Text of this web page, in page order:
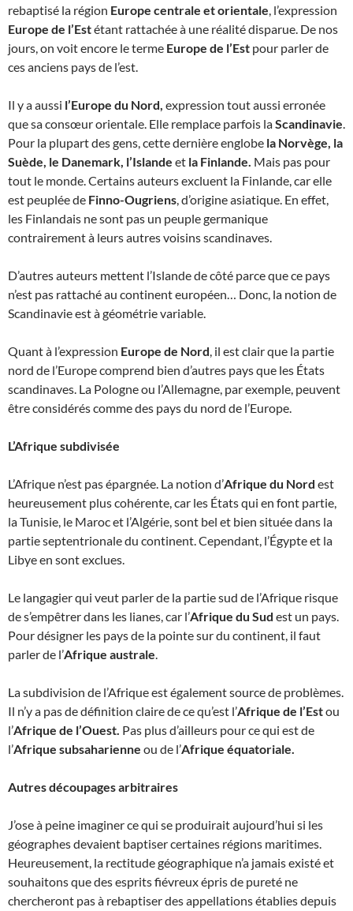
rebaptisé la région Europe centrale et orientale, l’expression
Europe de l’Estétant rattachée à une réalité disparue. De nos
jours, on voit encore le terme Europe de l’Est pour parler de
ces anciens pays de l’est.
Il y a aussi l’Europe du Nord, expression tout aussi erronée
que sa consœur orientale. Elle remplace parfois laScandinavie.
Pour la plupart des gens, cette dernière englobe la Norvège, la
Suède, le Danemark, l’Islande et la Finlande. Mais pas pour
tout le monde. Certains auteurs excluent la Finlande, car elle
est peuplée de Finno-Ougriens, d’origine asiatique. En effet,
les Finlandais ne sont pas un peuple germanique
contrairement à leurs autres voisins scandinaves.
D’autres auteurs mettent l’Islande de côté parce que ce pays
n’est pas rattaché au continent européen… Donc, la notion de
Scandinavie est à géométrie variable.
Quant à l’expression Europe de Nord, il est clair que la partie
nord de l’Europe comprend bien d’autres pays que les États
scandinaves. La Pologne ou l’Allemagne, par exemple, peuvent
être considérés comme des pays du nord de l’Europe.
L’Afrique subdivisée
L’Afrique n’est pas épargnée. La notion d’Afrique du Nord est
heureusement plus cohérente, car les États qui en font partie,
la Tunisie, le Maroc et l’Algérie, sont bel et bien située dans la
partie septentrionale du continent. Cependant, l’Égypte et la
Libye en sont exclues.
Le langagier qui veut parler de la partie sud de l’Afrique risque
de s’empêtrer dans les lianes, car l’Afrique du Sud est un pays.
Pour désigner les pays de la pointe sur du continent, il faut
parler de l’Afrique australe.
La subdivision de l’Afrique est également source de problèmes.
Il n’y a pas de définition claire de ce qu’est l’Afrique de l’Estou
l’Afrique de l’Ouest. Pas plus d’ailleurs pour ce qui est de
l’Afrique subsaharienne ou de l’Afrique équatoriale.
Autres découpages arbitraires
J’ose à peine imaginer ce qui se produirait aujourd’hui si les
géographes devaient baptiser certaines régions maritimes.
Heureusement, la rectitude géographique n’a jamais existé et
souhaitons que des esprits fiévreux épris de pureté ne
chercheront pas à rebaptiser des appellations établies depuis